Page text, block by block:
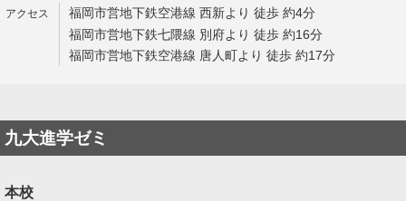
福岡市営地下鉄空港線 西新より 徒歩 約4分
福岡市営地下鉄七隈線 別府より 徒歩 約16分
福岡市営地下鉄空港線 唐人町より 徒歩 約17分
九大進学ゼミ
本校